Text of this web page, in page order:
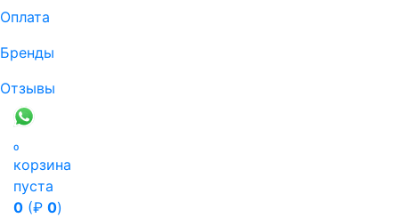
Оплата
Бренды
Отзывы

корзина
пуста
0 (₽ 0)